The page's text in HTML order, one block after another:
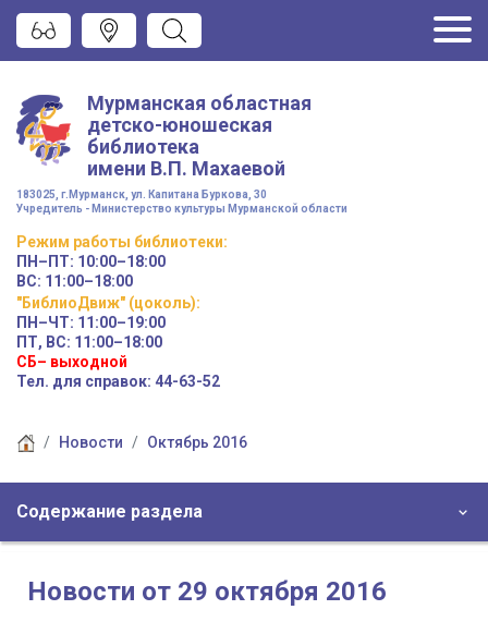
Мурманская областная
детско-юношеская
библиотека
имени В.П. Махаевой
183025, г.Мурманск, ул. Капитана Буркова, 30
Учредитель - Министерство культуры Мурманской области
Режим работы библиотеки:
ПН–ПТ: 10:00–18:00
ВС: 11:00–18:00
"БиблиоДвиж" (цоколь):
ПН–ЧТ: 11:00–19:00
ПТ, ВС: 11:00–18:00
СБ– выходной
Тел. для справок: 44-63-52
Новости Октябрь 2016
Содержание раздела
Новости от 29 октября 2016